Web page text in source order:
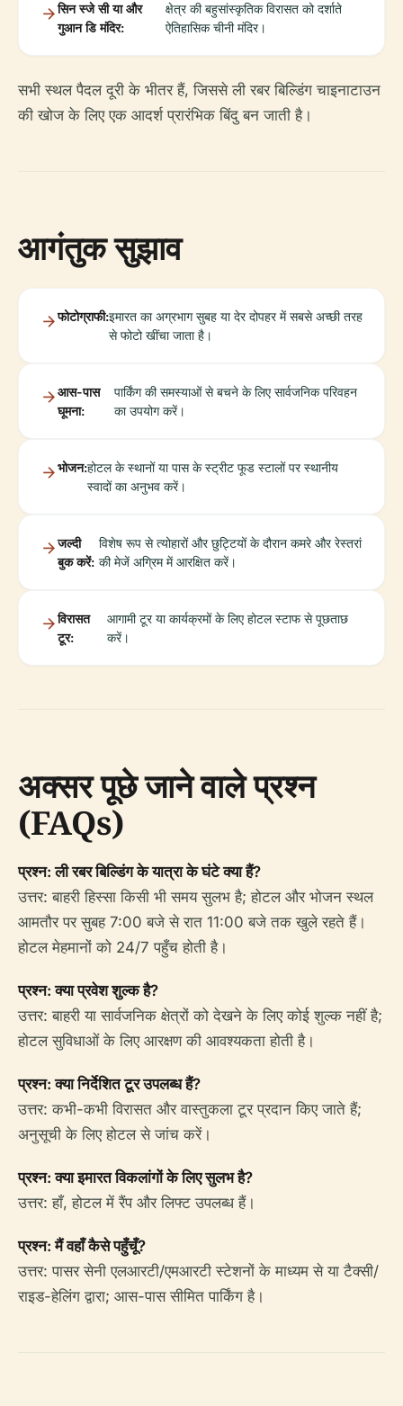
सिन स्जे सी या और
गुआन डि मंदिर:
क्षेत्र की बहुसांस्कृतिक विरासत को दर्शाते
ऐतिहासिक चीनी मंदिर।
सभी स्थल पैदल दूरी के भीतर हैं, जिससे ली रबर बिल्डिंग चाइनाटाउन
की खोज के लिए एक आदर्श प्रारंभिक बिंदु बन जाती है।
आगंतुक सुझाव
फोटोग्राफी:इमारत का अग्रभाग सुबह या देर दोपहर में सबसे अच्छी तरह
से फोटो खींचा जाता है।
आस-पास
घूमना:
पार्किंग की समस्याओं से बचने के लिए सार्वजनिक परिवहन
का उपयोग करें।
भोजन:होटल के स्थानों या पास के स्ट्रीट फूड स्टालों पर स्थानीय
स्वादों का अनुभव करें।
जल्दी
बुक करें:
विशेष रूप से त्योहारों और छुट्टियों के दौरान कमरे और रेस्तरां
की मेजें अग्रिम में आरक्षित करें।
विरासत
टूर:
आगामी टूर या कार्यक्रमों के लिए होटल स्टाफ से पूछताछ
करें।
अक्सर पूछे जाने वाले प्रश्न
(FAQs)
प्रश्न: ली रबर बिल्डिंग के यात्रा के घंटे क्या हैं?
उत्तर: बाहरी हिस्सा किसी भी समय सुलभ है; होटल और भोजन स्थल
आमतौर पर सुबह 7:00 बजे से रात 11:00 बजे तक खुले रहते हैं।
होटल मेहमानों को 24/7 पहुँच होती है।
प्रश्न: क्या प्रवेश शुल्क है?
उत्तर: बाहरी या सार्वजनिक क्षेत्रों को देखने के लिए कोई शुल्क नहीं है;
होटल सुविधाओं के लिए आरक्षण की आवश्यकता होती है।
प्रश्न: क्या निर्देशित टूर उपलब्ध हैं?
उत्तर: कभी-कभी विरासत और वास्तुकला टूर प्रदान किए जाते हैं;
अनुसूची के लिए होटल से जांच करें।
प्रश्न: क्या इमारत विकलांगों के लिए सुलभ है?
उत्तर: हाँ, होटल में रैंप और लिफ्ट उपलब्ध हैं।
प्रश्न: मैं वहाँ कैसे पहुँचूँ?
उत्तर: पासर सेनी एलआरटी/एमआरटी स्टेशनों के माध्यम से या टैक्सी/
राइड-हेलिंग द्वारा; आस-पास सीमित पार्किंग है।